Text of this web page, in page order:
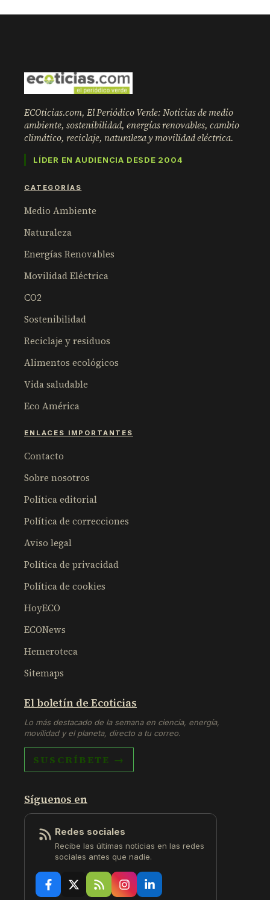
ECOticias.com, El Periódico Verde: Noticias de medio
ambiente, sostenibilidad, energías renovables, cambio
climático, reciclaje, naturaleza y movilidad eléctrica.
LÍDER EN AUDIENCIA DESDE 2004
CATEGORÍAS
Medio Ambiente
Naturaleza
Energías Renovables
Movilidad Eléctrica
CO2
Sostenibilidad
Reciclaje y residuos
Alimentos ecológicos
Vida saludable
Eco América
ENLACES IMPORTANTES
Contacto
Sobre nosotros
Política editorial
Política de correcciones
Aviso legal
Política de privacidad
Política de cookies
HoyECO
ECONews
Hemeroteca
Sitemaps
El boletín de Ecoticias
Lo más destacado de la semana en ciencia, energía,
movilidad y el planeta, directo a tu correo.
SUSCRÍBETE →
Síguenos en
Redes sociales
Recibe las últimas noticias en las redes
sociales antes que nadie.